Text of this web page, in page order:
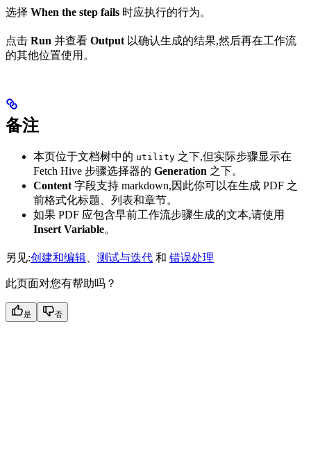
选择 When the step fails 时应执行的行为。
点击 Run 并查看 Output 以确认生成的结果,然后再在工作流
的其他位置使用。
备注
本页位于文档树中的 utility 之下,但实际步骤显示在
Fetch Hive 步骤选择器的 Generation 之下。
Content字段支持 markdown,因此你可以在生成 PDF 之
前格式化标题、列表和章节。
如果 PDF 应包含早前工作流步骤生成的文本,请使用
Insert Variable。
另见:创建和编辑、 测试与迭代 和 错误处理
此页面对您有帮助吗？
是 否